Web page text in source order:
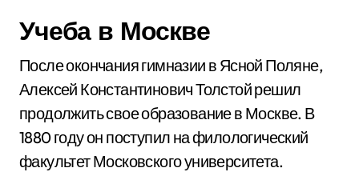
Учеба в Москве
После окончания гимназии в Ясной Поляне,
Алексей Константинович Толстой решил
продолжить свое образование в Москве. В
1880 году он поступил на филологический
факультет Московского университета.